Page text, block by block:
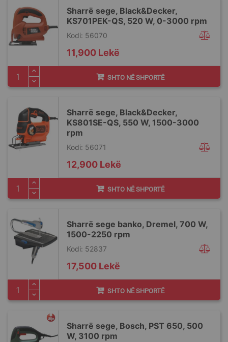
Sharrë sege, Black&Decker,
KS701PEK-QS, 520 W, 0-3000 rpm
Kodi: 56070
11,900 Lekë
SHTO NË SHPORTË
Sharrë sege, Black&Decker,
KS801SE-QS, 550 W, 1500-3000
rpm
Kodi: 56071
12,900 Lekë
SHTO NË SHPORTË
Sharrë sege banko, Dremel, 700 W,
1500-2250 rpm
Kodi: 52837
17,500 Lekë
SHTO NË SHPORTË
Sharrë sege, Bosch, PST 650, 500
W, 3100 rpm